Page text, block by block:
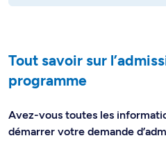
Tout savoir sur
programme
Avez-vous toutes les
démarrer votre demande